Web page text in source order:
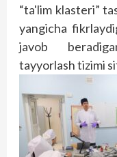
“ta'lim klas­teri”
yangicha
javob
tayyorlash tizimi